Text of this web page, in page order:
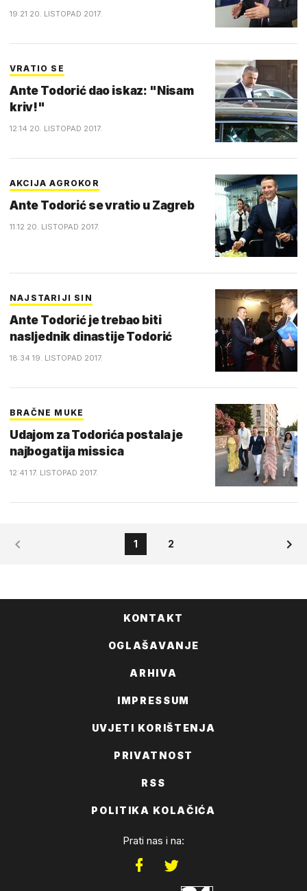
19:21 20. LISTOPAD 2017.
VRATIO SE
Ante Todorić dao iskaz: "Nisam
kriv!"
12:14 20. LISTOPAD 2017.
AKCIJA AGROKOR
Ante Todorić se vratio u Zagreb
11:12 20. LISTOPAD 2017.
NAJSTARIJI SIN
Ante Todorić je trebao biti
nasljednik dinastije Todorić
18:34 19. LISTOPAD 2017.
BRAČNE MUKE
Udajom za Todorića postala je
najbogatija missica
12:41 17. LISTOPAD 2017.
1 2
KONTAKT
OGLAŠAVANJE
ARHIVA
IMPRESSUM
UVJETI KORIŠTENJA
PRIVATNOST
RSS
POLITIKA KOLAČIĆA
Prati nas i na: